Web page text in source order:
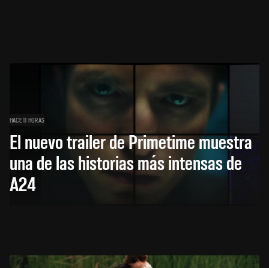
HACE 11 HORAS
El nuevo trailer de Primetime muestra
una de las historias más intensas de
A24